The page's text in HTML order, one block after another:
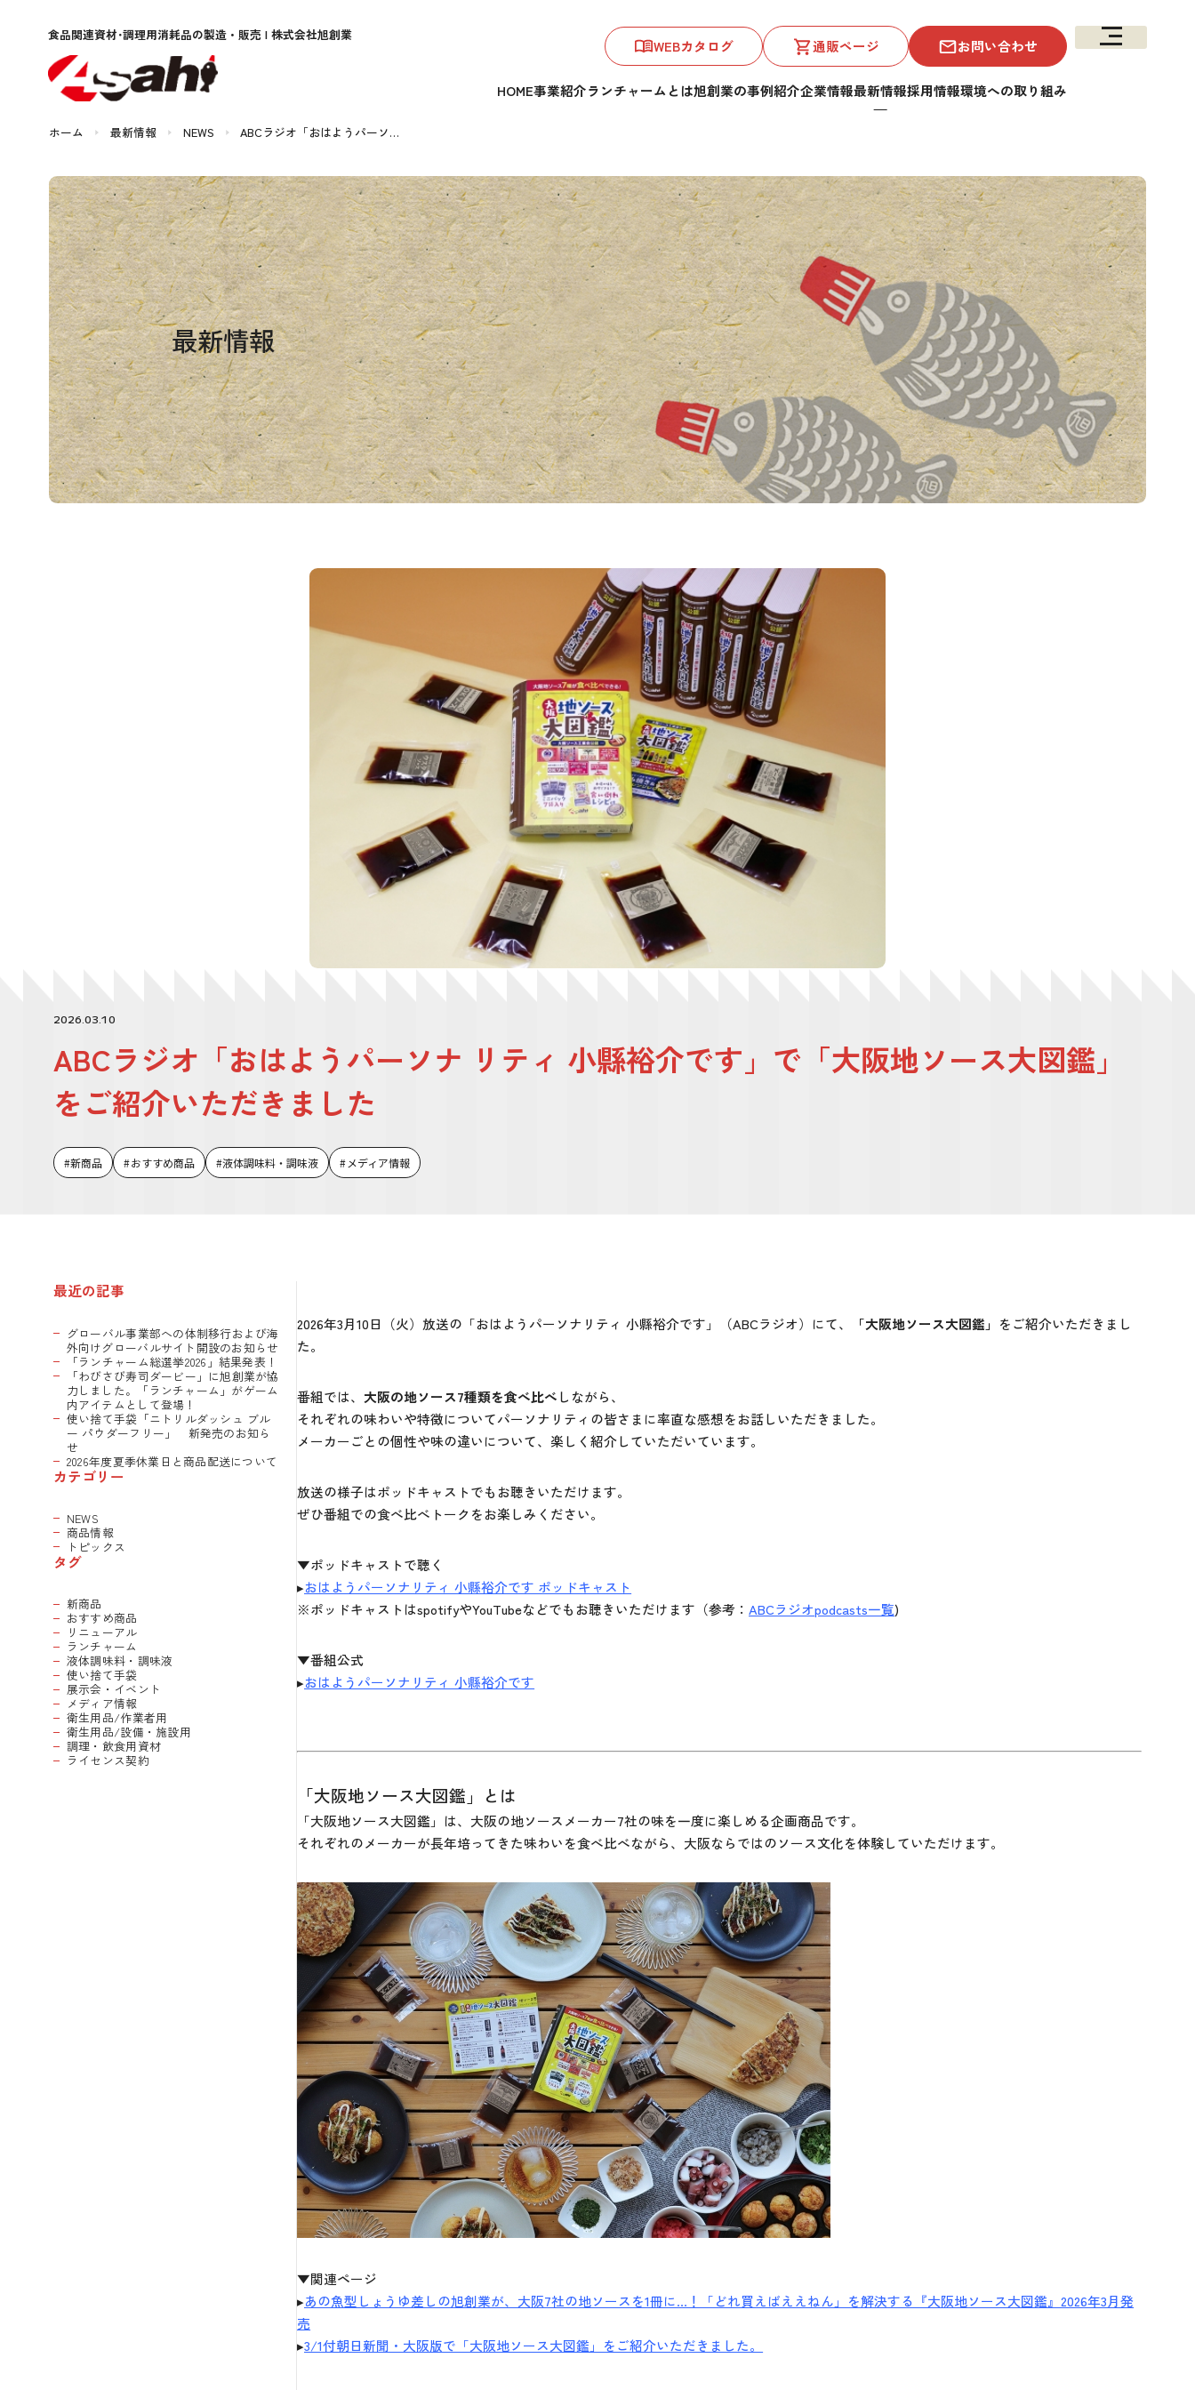
食品関連資材･調理用消耗品の製造・販売 | 株式会社旭創業
WEBカタログ 通販ページ お問い合わせ
HOME事業紹介ランチャームとは旭創業の事例紹介企業情報最新情報採用情報環境への取り組み
ホーム 最新情報 NEWS ABCラジオ「おはようパーソ…
最新情報
2026.03.10
ABCラジオ「おはようパーソナ リティ 小縣裕介です」で「大阪地ソース大図鑑」
をご紹介いただきました
新商品 おすすめ商品 液体調味料・調味液 メディア情報
最近の記事
グローバル事業部への体制移行および海
外向けグローバルサイト開設のお知らせ
「ランチャーム総選挙2026」結果発表！
「わびさび寿司ダービー」に旭創業が協
力しました。「ランチャーム」がゲーム
内アイテムとして登場！
使い捨て手袋「ニトリルダッシュ ブル
ー パウダーフリー」 新発売のお知ら
せ
2026年度夏季休業日と商品配送について
カテゴリー
NEWS
商品情報
トピックス
タグ
新商品
おすすめ商品
リニューアル
ランチャーム
液体調味料・調味液
使い捨て手袋
展示会・イベント
メディア情報
衛生用品/作業者用
衛生用品/設備・施設用
調理・飲食用資材
ライセンス契約
2026年3月10日（火）放送の「おはようパーソナリティ 小縣裕介です」（ABCラジオ）にて、 「大阪地ソース大図鑑」 をご紹介いただきまし
た。
番組では、 大阪の地ソース7種類を食べ比べしながら、
それぞれの味わいや特徴についてパーソナリティの皆さまに率直な感想をお話しいただきました。
メーカーごとの個性や味の違いについて、楽しく紹介していただいています。
放送の様子はポッドキャストでもお聴きいただけます。
ぜひ番組での食べ比べトークをお楽しみください。
▼ポッドキャストで聴く
▸おはようパーソナリティ 小縣裕介です ポッドキャスト
※ポッドキャストはspotifyやYouTubeなどでもお聴きいただけます（参考：ABCラジオpodcasts一覧)
▼番組公式
▸おはようパーソナリティ 小縣裕介です
「大阪地ソース大図鑑」とは
「大阪地ソース大図鑑」は、大阪の地ソースメーカー7社の味を一度に楽しめる企画商品です。
それぞれのメーカーが長年培ってきた味わいを食べ比べながら、大阪ならではのソース文化を体験していただけます。
▼関連ページ
▸あの魚型しょうゆ差しの旭創業が、大阪7社の地ソースを1冊に…！「どれ買えばええねん」を解決する『大阪地ソース大図鑑』2026年3月発
売
▸3/1付朝日新聞・大阪版で「大阪地ソース大図鑑」をご紹介いただきました。